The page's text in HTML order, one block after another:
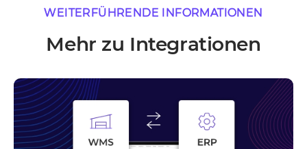
WEITERFÜHRENDE INFORMATIONEN
Mehr zu Integrationen